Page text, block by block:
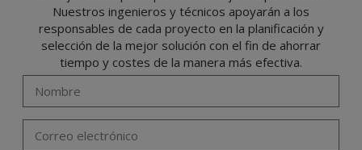
Nuestros ingenieros y técnicos apoyarán a los
responsables de cada proyecto en la planificación y
selección de la mejor solución con el fin de ahorrar
tiempo y costes de la manera más efectiva.